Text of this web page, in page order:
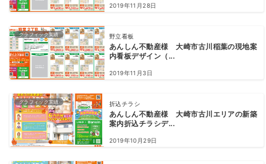
2019年11月28日
グラフィック実績 野立看板
あんしん不動産様 大崎市古川稲葉の現地案
内看板デザイン（...
2019年11月3日
グラフィック実績 折込チラシ
あんしん不動産様 大崎市古川エリアの新築
案内折込チラシデ...
2019年10月29日